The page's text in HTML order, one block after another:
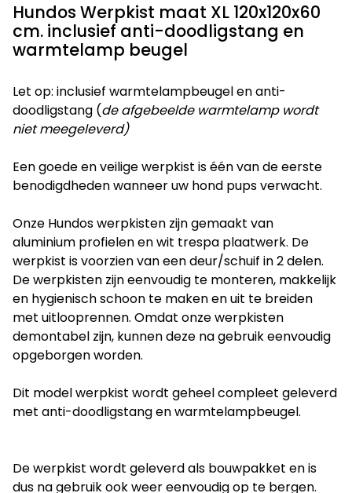
Hundos Werpkist maat XL 120x120x60
cm. inclusief anti-doodligstang en
warmtelamp beugel
Let op: inclusief warmtelampbeugel en anti-
doodligstang (de afgebeelde warmtelamp wordt
niet meegeleverd)
Een goede en veilige werpkist is één van de eerste
benodigdheden wanneer uw hond pups verwacht.
Onze Hundos werpkisten zijn gemaakt van
aluminium profielen en wit trespa plaatwerk. De
werpkist is voorzien van een deur/schuif in 2 delen.
De werpkisten zijn eenvoudig te monteren, makkelijk
en hygienisch schoon te maken en uit te breiden
met uitlooprennen. Omdat onze werpkisten
demontabel zijn, kunnen deze na gebruik eenvoudig
opgeborgen worden.
Dit model werpkist wordt geheel compleet geleverd
met anti-doodligstang en warmtelampbeugel.
De werpkist wordt geleverd als bouwpakket en is
dus na gebruik ook weer eenvoudig op te bergen.